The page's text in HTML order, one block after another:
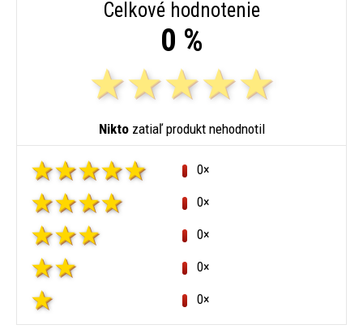
Celkové hodnotenie
0 %
Niktozatiaľ produkt nehodnotil
0×
0×
0×
0×
0×